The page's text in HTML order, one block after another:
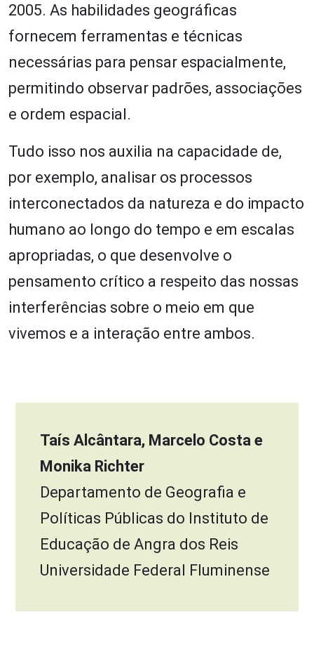
2005. As habilidades geográficas
fornecem ferramentas e técnicas
necessárias para pensar espacialmente,
permitindo observar padrões, associações
e ordem espacial.
Tudo isso nos auxilia na capacidade de,
por exemplo, analisar os processos
interconectados da natureza e do impacto
humano ao longo do tempo e em escalas
apropriadas, o que desenvolve o
pensamento crítico a respeito das nossas
interferências sobre o meio em que
vivemos e a interação entre ambos.
Taís Alcântara, Marcelo Costa e
Monika Richter
Departamento de Geografia e
Políticas Públicas do Instituto de
Educação de Angra dos Reis
Universidade Federal Fluminense